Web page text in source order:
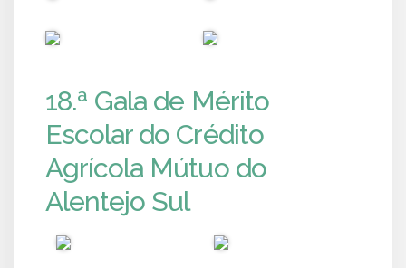
18.ª Gala de Mérito
Escolar do Crédito
Agrícola Mútuo do
Alentejo Sul